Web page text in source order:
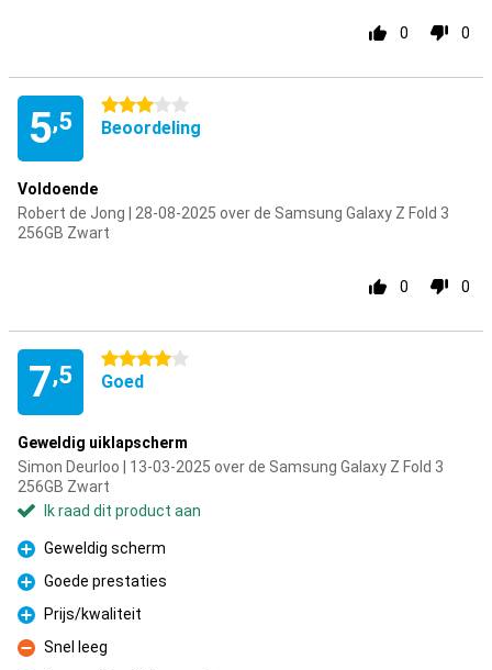
0 0
5,5
3 sterren
Beoordeling
Voldoende
Robert de Jong | 28-08-2025 over de Samsung Galaxy Z Fold 3
256GB Zwart
0 0
7,5
4 sterren
Goed
Geweldig uiklapscherm
Simon Deurloo | 13-03-2025 over de Samsung Galaxy Z Fold 3
256GB Zwart
Ik raad dit product aan
Pluspunt
Geweldig scherm
Pluspunt
Goede prestaties
Pluspunt
Prijs/kwaliteit
Minpunt
Snel leeg